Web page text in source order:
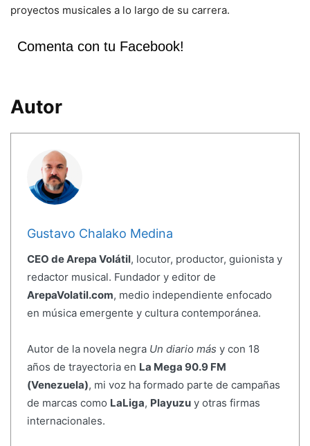
proyectos musicales a lo largo de su carrera.
Comenta con tu Facebook!
Autor
Gustavo Chalako Medina
CEO de Arepa Volátil, locutor, productor, guionista y
redactor musical. Fundador y editor de
ArepaVolatil.com, medio independiente enfocado
en música emergente y cultura contemporánea.
Autor de la novela negra Un diario más y con 18
años de trayectoria en La Mega 90.9 FM
(Venezuela), mi voz ha formado parte de campañas
de marcas como LaLiga, Playuzuy otras firmas
internacionales.